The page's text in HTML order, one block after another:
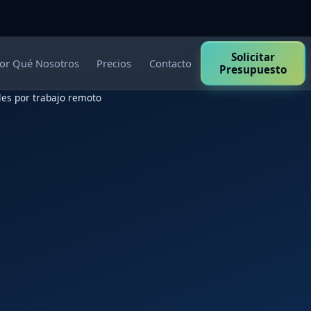
Qué Nosotros Precios Contacto
Solicitar
Presupuesto
por trabajo remoto